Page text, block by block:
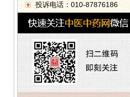
投诉电话：010-87876186